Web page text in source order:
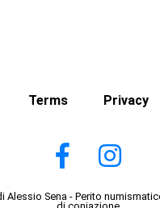
Terms Privacy
Alessio Sena - Perito